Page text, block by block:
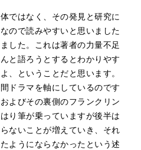
ではなく、その発見と研究に
ので読みやすいと思いました
した。これは著者の力量不足
と語ろうとするとわかりやす
、ということだと思います。
ドラマを軸にしているのです
よびその裏側のフランクリン
り筆が乗っていますが後半は
ないことが増えていき、それ
ようにならなかったという述